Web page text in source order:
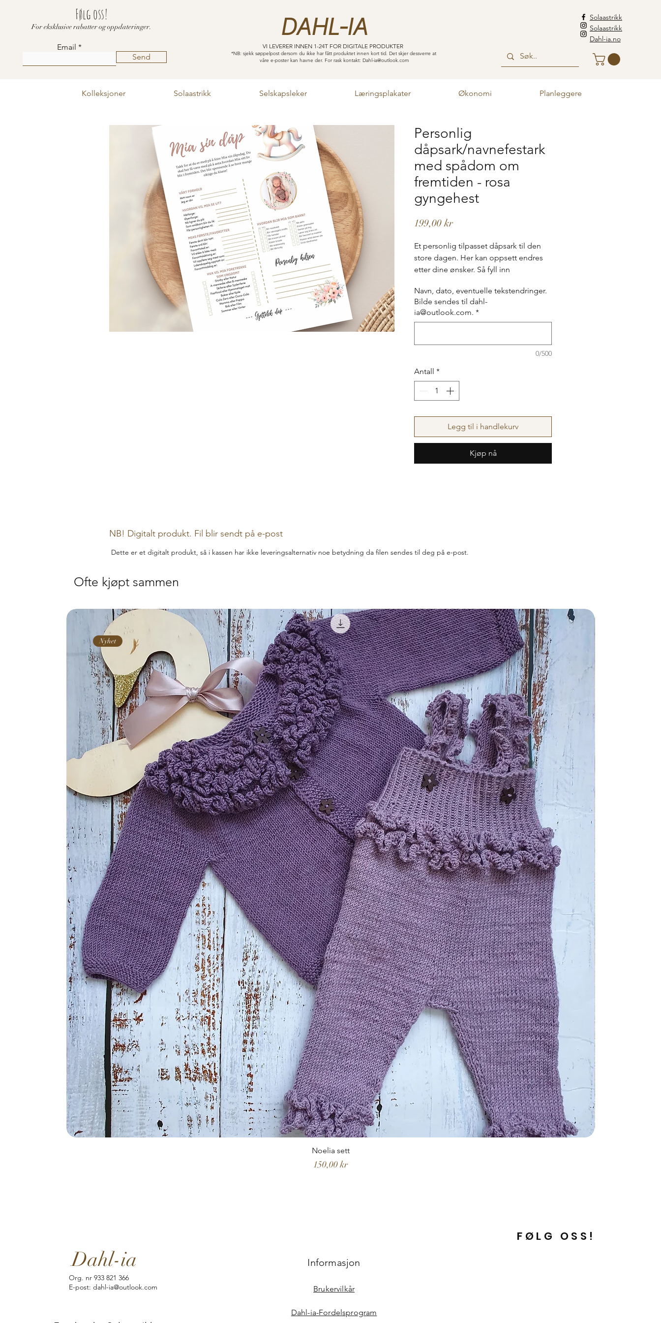
For eksklusive rabatter og oppdateringer.
Følg oss!
Email
Send
DAHL-IA
Solaastrikk
Solaastrikk
Dahl-ia.no
VI LEVERER INNEN 1-24T FOR DIGITALE PRODUKTER
*NB: sjekk søppelpost dersom du ikke har fått produktet innen kort tid. Det skjer dessverre at
våre e-poster kan havne der. For rask kontakt: Dahl-ia@outlook.com
Kolleksjoner Solaastrikk Selskapsleker Læringsplakater Økonomi Planleggere
Personlig
dåpsark/navnefestark
med spådom om
fremtiden - rosa
gyngehest
199,00 krPris
Et personlig tilpasset dåpsark til den
store dagen. Her kan oppsett endres
etter dine ønsker. Så fyll inn
til Dahl-ia@outlook.com. Kan også
endres til navnefest.
Navn, dato, eventuelle tekstendringer.
Bilde sendes til dahl-
ia@outlook.com. *
0/500
Antall *
Legg til i handlekurv
Kjøp nå
NB! Digitalt produkt. Fil blir sendt på e-post
Dette er et digitalt produkt, så i kassen har ikke leveringsalternativ noe betydning da filen sendes til deg på e-post.
Ofte kjøpt sammen
Nyhet
Noelia sett
Pris
150,00 kr
Dahl-ia
Org. nr 933 821 366
E-post: dahl-ia@outlook.com
Informasjon
Brukervilkår
Dahl-ia-Fordelsprogram
FØLG OSS!